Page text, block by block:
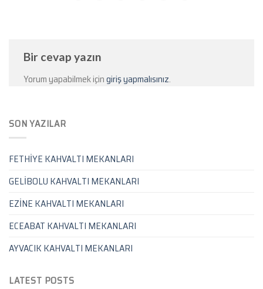
Bir cevap yazın
Yorum yapabilmek içingiriş yapmalısınız.
SON YAZILAR
FETHİYE KAHVALTI MEKANLARI
GELİBOLU KAHVALTI MEKANLARI
EZİNE KAHVALTI MEKANLARI
ECEABAT KAHVALTI MEKANLARI
AYVACIK KAHVALTI MEKANLARI
LATEST POSTS